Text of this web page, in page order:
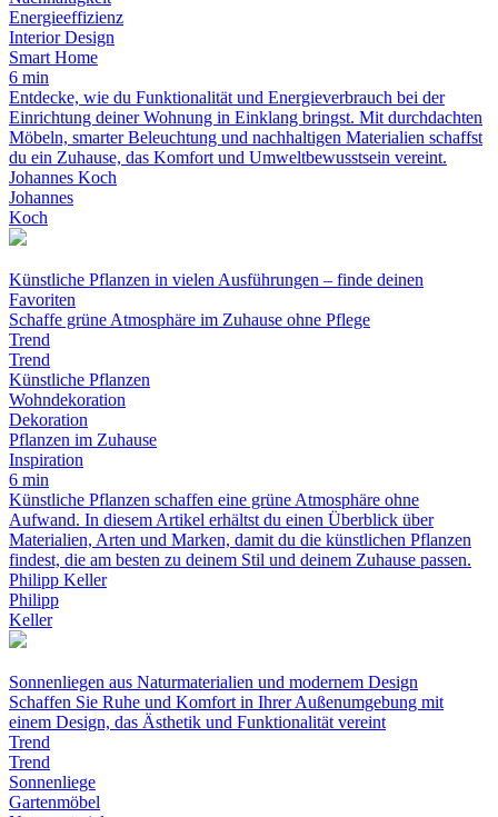
Energieeffizienz
Interior Design
Smart Home
6 min
Entdecke, wie du Funktionalität und Energieverbrauch bei der
Einrichtung deiner Wohnung in Einklang bringst. Mit durchdachten
Möbeln, smarter Beleuchtung und nachhaltigen Materialien schaffst
du ein Zuhause, das Komfort und Umweltbewusstsein vereint.
Johannes Koch
Johannes
Koch
Künstliche Pflanzen in vielen Ausführungen – finde deinen
Favoriten
Schaffe grüne Atmosphäre im Zuhause ohne Pflege
Trend
Trend
Künstliche Pflanzen
Wohndekoration
Dekoration
Pflanzen im Zuhause
Inspiration
6 min
Künstliche Pflanzen schaffen eine grüne Atmosphäre ohne
Aufwand. In diesem Artikel erhältst du einen Überblick über
Materialien, Arten und Marken, damit du die künstlichen Pflanzen
findest, die am besten zu deinem Stil und deinem Zuhause passen.
Philipp Keller
Philipp
Keller
Sonnenliegen aus Naturmaterialien und modernem Design
Schaffen Sie Ruhe und Komfort in Ihrer Außenumgebung mit
einem Design, das Ästhetik und Funktionalität vereint
Trend
Trend
Sonnenliege
Gartenmöbel